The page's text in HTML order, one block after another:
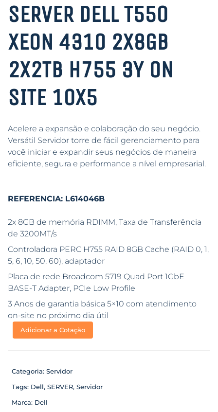
SERVER DELL T550
XEON 4310 2X8GB
2X2TB H755 3Y ON
SITE 10X5
Acelere a expansão e colaboração do seu negócio.
Versátil Servidor torre de fácil gerenciamento para
você iniciar e expandir seus negócios de maneira
eficiente, segura e performance a nível empresarial.
REFERENCIA: L614046B
2x 8GB de memória RDIMM, Taxa de Transferência
de 3200MT/s
Controladora PERC H755 RAID 8GB Cache (RAID 0, 1,
5, 6, 10, 50, 60), adaptador
Placa de rede Broadcom 5719 Quad Port 1GbE
BASE-T Adapter, PCIe Low Profile
3 Anos de garantia básica 5×10 com atendimento
on-site no próximo dia útil
Adicionar a Cotação
Categoria: Servidor
Tags: Dell, SERVER, Servidor
Marca: Dell